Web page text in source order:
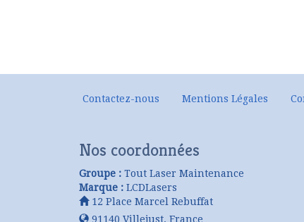
Contactez-nous Mentions Légales
Nos coordonnées
Groupe : Tout Laser Maintenance
Marque : LCDLasers
12 Place Marcel Rebuffat
91140 Villejust, France